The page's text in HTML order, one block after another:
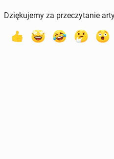
Dziękujemy za przeczytanie